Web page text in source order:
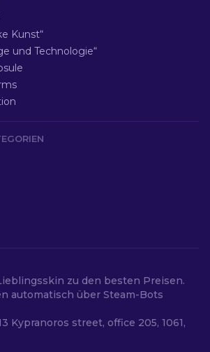
Kunst“
und Technologie“
zu den besten Preisen.
automatisch über Steam-Bots
Kypranoros street, office 205, 1061,